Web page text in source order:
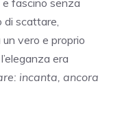
scattare,
vero e proprio
era
incanta, ancora